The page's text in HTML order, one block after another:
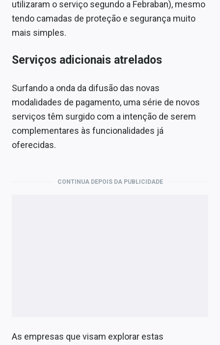
utilizaram o serviço segundo a Febraban), mesmo
tendo camadas de proteção e segurança muito
mais simples.
Serviços adicionais atrelados
Surfando a onda da difusão das novas
modalidades de pagamento, uma série de novos
serviços têm surgido com a intenção de serem
complementares às funcionalidades já
oferecidas.
CONTINUA DEPOIS DA PUBLICIDADE
As empresas que visam explorar estas